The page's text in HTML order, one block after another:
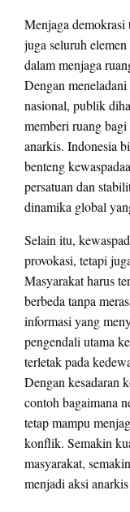
Menjaga demokrasi
juga seluruh
dalam menjaga
Dengan
nasional, publik
memberi ruang
anarkis. Indonesia
benteng
persatuan dan
dinamika global
Selain itu,
provokasi, tetapi
Masyarakat harus
berbeda tanpa
informasi yang
pengendali utama
terletak pada
Dengan kesadaran
contoh bagaimana
tetap mampu
konflik. Semakin
masyarakat,
menjadi aksi